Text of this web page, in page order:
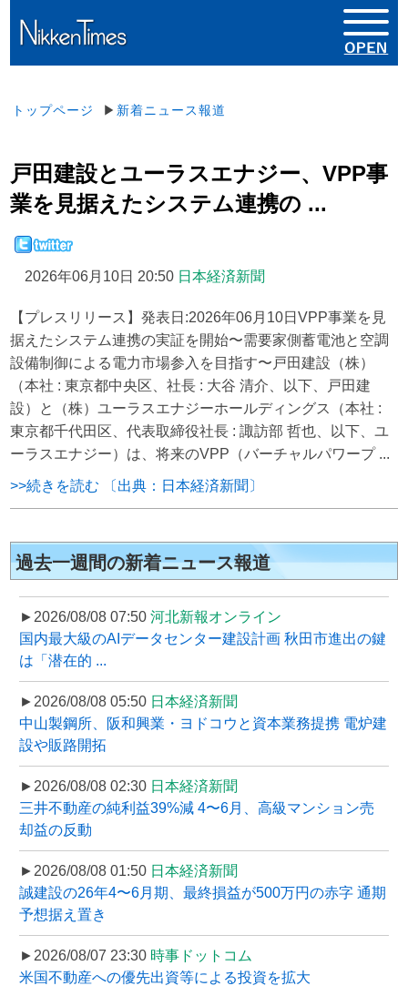
トップページ ▶ 新着ニュース報道
戸田建設とユーラスエナジー、VPP事
業を見据えたシステム連携の ...
2026年06月10日 20:50 日本経済新聞
【プレスリリース】発表日:2026年06月10日VPP事業を見
据えたシステム連携の実証を開始〜需要家側蓄電池と空調
設備制御による電力市場参入を目指す〜戸田建設（株）
（本社 : 東京都中央区、社長 : 大谷 清介、以下、戸田建
設）と（株）ユーラスエナジーホールディングス（本社 :
東京都千代田区、代表取締役社長 : 諏訪部 哲也、以下、ユ
ーラスエナジー）は、将来のVPP（バーチャルパワープ ...
>>続きを読む 〔出典：日本経済新聞〕
過去一週間の新着ニュース報道
►2026/08/08 07:50 河北新報オンライン
国内最大級のAIデータセンター建設計画 秋田市進出の鍵
は「潜在的 ...
►2026/08/08 05:50 日本経済新聞
中山製鋼所、阪和興業・ヨドコウと資本業務提携 電炉建
設や販路開拓
►2026/08/08 02:30 日本経済新聞
三井不動産の純利益39%減 4〜6月、高級マンション売
却益の反動
►2026/08/08 01:50 日本経済新聞
誠建設の26年4〜6月期、最終損益が500万円の赤字 通期
予想据え置き
►2026/08/07 23:30 時事ドットコム
米国不動産への優先出資等による投資を拡大